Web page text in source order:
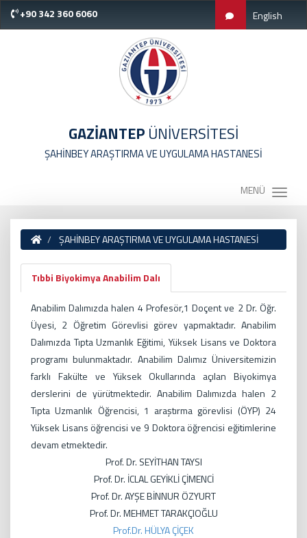
+90 342 360 6060 English
GAZİANTEP ÜNİVERSİTESİ
ŞAHİNBEY ARAŞTIRMA VE UYGULAMA HASTANESİ
MENÜ
ŞAHİNBEY ARAŞTIRMA VE UYGULAMA HASTANESİ
Tıbbi Biyokimya Anabilim Dalı
Anabilim Dalımızda halen 4 Profesör,1 Doçent ve 2 Dr. Öğr.
Üyesi, 2 Öğretim Görevlisi görev yapmaktadır. Anabilim
Dalımızda Tıpta Uzmanlık Eğitimi, Yüksek Lisans ve Doktora
programı bulunmaktadır. Anabilim Dalımız Üniversitemizin
farklı Fakülte ve Yüksek Okullarında açılan Biyokimya
derslerini de yürütmektedir. Anabilim Dalımızda halen 2
Tıpta Uzmanlık Öğrencisi, 1 araştırma görevlisi (ÖYP) 24
Yüksek Lisans öğrencisi ve 9 Doktora öğrencisi eğitimlerine
devam etmektedir.
Prof. Dr. SEYİTHAN TAYSI
Prof. Dr. İCLAL GEYİKLİ ÇİMENCİ
Prof. Dr. AYŞE BİNNUR ÖZYURT
Prof. Dr. MEHMET TARAKÇIOĞLU
Prof.Dr.HÜLYA ÇİÇEK